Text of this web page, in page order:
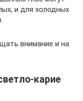
и для холодных
внимание и на
карие